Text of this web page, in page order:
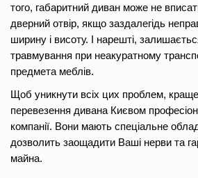
того, габаритний диван може не
дверний отвір, якщо заздалегідь
ширину і висоту. І нарешті,
травмування при неакуратному
предмета меблів.
Щоб уникнути всіх цих проблем, краще
перевезення дивана Києвом
компанії. Вони мають спеціальне
дозволить заощадити Ваші нерви та
майна.